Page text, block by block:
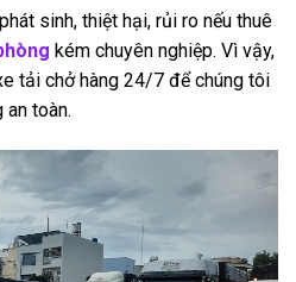
sinh, thiệt hại, rủi ro nếu thuê
kém chuyên nghiệp. Vì vậy,
tải chở hàng 24/7 để chúng tôi
an toàn.